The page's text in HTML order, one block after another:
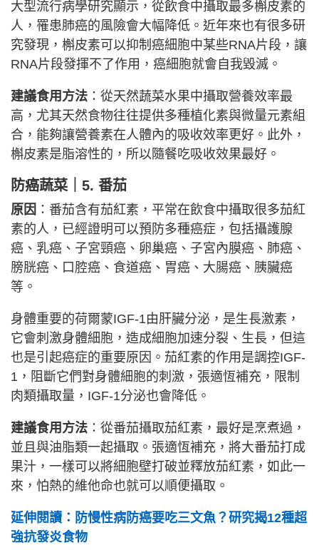
大型流行病學研究顯示，從飲食中攝取最多槲皮素的
人，罹患肺癌的風險會大幅降低。近年來也有很多研
究發現，槲皮素可以抑制癌細胞中某些RNA片段，讓
RNA片段發揮不了作用，癌細胞就會自我毀滅。
建議食用方法 ：從天然蔬菜水果中攝取營養效率最
高，尤其天然食物往往提供多種植化素與微量元素組
合，能夠讓營養素在人體內的吸收效率更好。此外，
槲皮素是脂溶性的，所以隨餐吃吸收效果最好。
防癌蔬菜｜5. 番茄
原因 ：番茄含有茄紅素，平常在飲食中攝取很多茄紅
素的人，已經證明可以預防多種癌症，包括攝護腺
癌、乳癌、子宮頸癌、卵巢癌、子宮內膜癌、肺癌、
膀胱癌、口腔癌、食道癌、胃癌、大腸癌、胰臟癌
等。
身體重要的荷爾蒙IGF-1由肝臟分泌，是生長激素，
它會刺激身體細胞，造成細胞加速分裂、生長，但這
也是引起癌症的重要原因。茄紅素的作用是調控IGF-
1，阻斷它們對身體細胞的刺激，張適恆補充，限制
肉類攝取量，IGF-1分泌也會降低。
建議食用方法 ：從番茄攝取茄紅素，最好是烹煮過，
並且與油脂類一起攝取。張適恆補充，將大番茄打成
果汁，一樣可以將細胞壁打破並釋放茄紅素，如此一
來，怕熱的維他命也就可以順便攝取。
延伸閱讀：防慢性病防癌要吃三文魚？研究揭12種超
強抗發炎食物